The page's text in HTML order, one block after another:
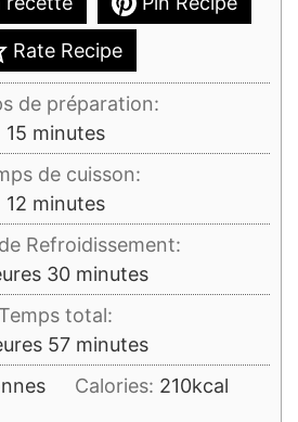
Rate Recipe
de préparation:
15minutes
minutes
de cuisson:
12minutes
minutes
Refroidissement:
30minutes
minutes
Temps total:
57minutes
minutes
Calories: 210kcal